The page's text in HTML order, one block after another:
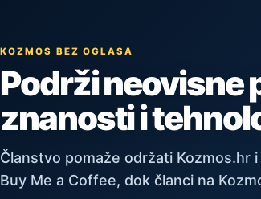
KOZMOS BEZ OGLASA
Podrži neovisne
znanosti i
Članstvo pomaže održati Kozmos.hr
Buy Me a Coffee, dok članci na